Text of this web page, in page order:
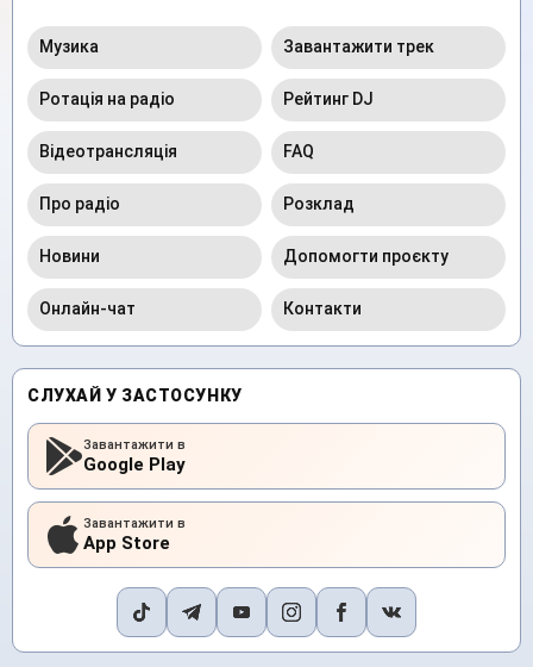
Музика Завантажити трек
Ротація на радіо Рейтинг DJ
Відеотрансляція FAQ
Про радіо Розклад
Новини Допомогти проєкту
Онлайн-чат Контакти
СЛУХАЙ У ЗАСТОСУНКУ
Завантажити в
Google Play
Завантажити в
App Store